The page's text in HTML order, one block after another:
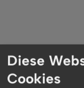
Diese
Cookies